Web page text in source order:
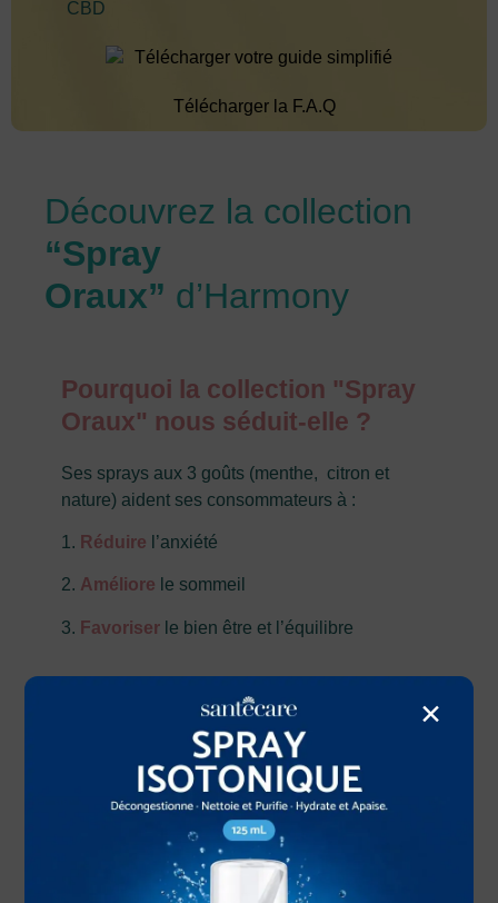
×
CBD
Télécharger votre guide simplifié
Télécharger la F.A.Q
Découvrez la collection
“Spray
Oraux” d’Harmony
Pourquoi la collection "Spray
Oraux" nous séduit-elle ?
Ses sprays aux 3 goûts (menthe, citron et
nature) aident ses consommateurs à :
1. Réduire l’anxiété
2. Améliore le sommeil
3. Favoriser le bien être et l’équilibre
DECOUVREZ NOTRE KIT
DÉCOUVERTE